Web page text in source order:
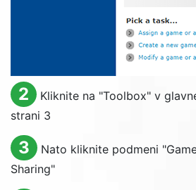
2 Kliknite na "Toolbox" v
strani 3
3 Nato kliknite podmeni "
Sharing"